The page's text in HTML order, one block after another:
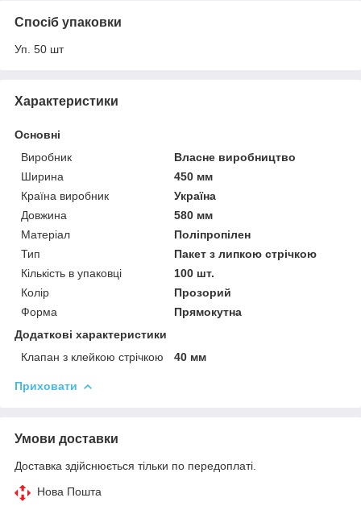
Спосіб упаковки
Уп. 50 шт
Характеристики
Основні
Виробник
Власне виробництво
Ширина
450 мм
Країна виробник
Україна
Довжина
580 мм
Матеріал
Поліпропілен
Тип
Пакет з липкою стрічкою
Кількість в упаковці
100 шт.
Колір
Прозорий
Форма
Прямокутна
Додаткові характеристики
Клапан з клейкою стрічкою
40 мм
Приховати
Умови доставки
Доставка здійснюється тільки по передоплаті.
Нова Пошта